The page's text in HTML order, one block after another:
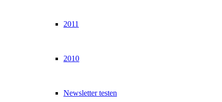
2011
2010
Newsletter testen